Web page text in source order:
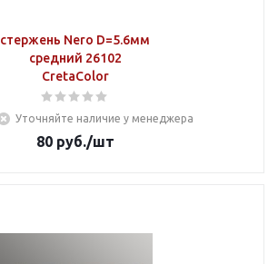
стержень Nero D=5.6мм
средний 26102
CretaColor
Уточняйте наличие у менеджера
80руб./шт